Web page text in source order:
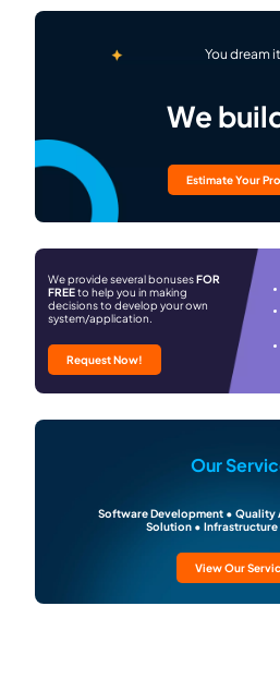
You dream
We
Estimate Your
We provide several bonusesFOR
FREEto help you in making
decisions to develop your own
system/application.
Request Now!
Our
Software Development • Quality
Solution • Infrastructure
View Our